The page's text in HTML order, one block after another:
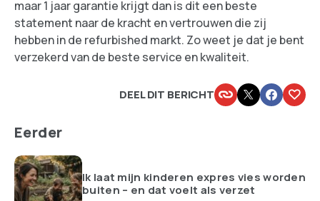
maar 1 jaar garantie krijgt dan is dit een beste
statement naar de kracht en vertrouwen die zij
hebben in de refurbished markt. Zo weet je dat je bent
verzekerd van de beste service en kwaliteit.
DEEL DIT BERICHT
Eerder
Ik laat mijn kinderen expres vies worden
buiten – en dat voelt als verzet